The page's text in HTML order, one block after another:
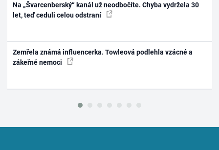
Na „Švarcenberský“ kanál už neodbočíte. Chyba vydržela 30
let, teď ceduli celou odstraní
Zemřela známá influencerka. Towleová podlehla vzácné a
zákeřné nemoci